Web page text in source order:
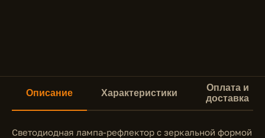
Описание Характеристики
Оплата и
доставка
Светодиодная лампа-рефлектор с зеркальной формой